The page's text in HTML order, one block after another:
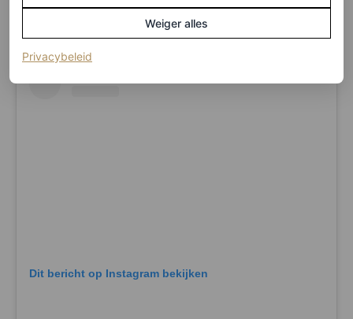
Dit bericht op Instagram bekijken
Weiger alles
Privacybeleid